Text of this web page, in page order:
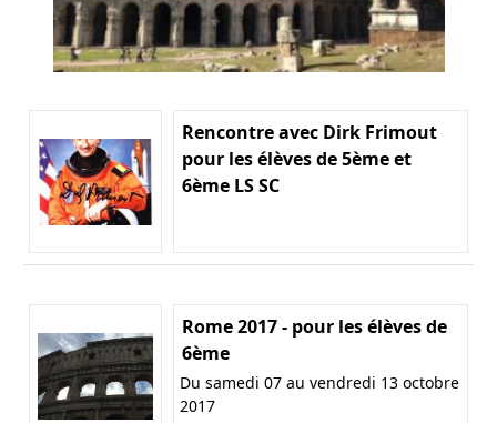
Rencontre avec Dirk Frimout
pour les élèves de 5ème et
6ème LS SC
Rome 2017 - pour les élèves de
6ème
Du samedi 07 au vendredi 13 octobre
2017